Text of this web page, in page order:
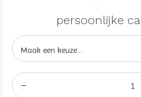
persoonlijke